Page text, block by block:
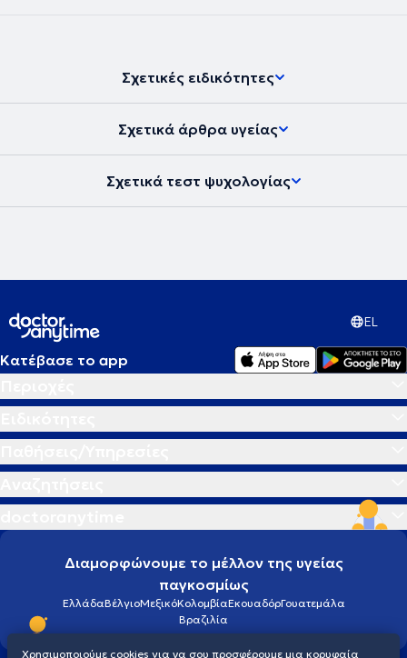
Σχετικές ειδικότητες
Σχετικά άρθρα υγείας
Σχετικά τεστ ψυχολογίας
EL
Κατέβασε το app
Διαμορφώνουμε το μέλλον της υγείας
παγκοσμίως
ΕλλάδαΒέλγιοΜεξικόΚολομβίαΕκουαδόρΓουατεμάλα
Βραζιλία
Χρησιμοποιούμε cookies για να σου προσφέρουμε μια κορυφαία